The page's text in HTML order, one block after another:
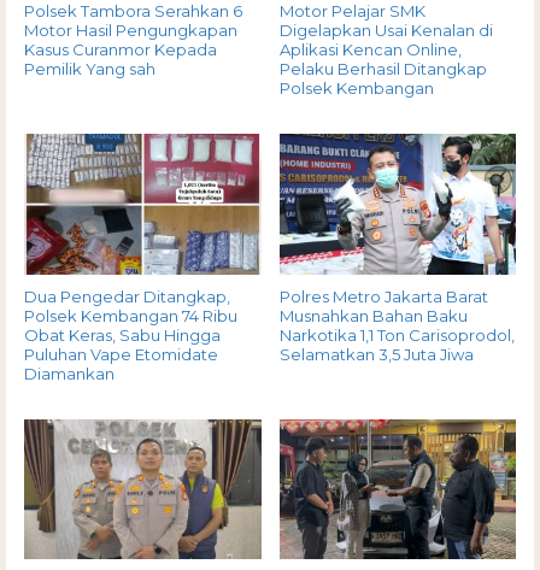
Polsek Tambora Serahkan 6
Motor Hasil Pengungkapan
Kasus Curanmor Kepada
Pemilik Yang sah
Motor Pelajar SMK
Digelapkan Usai Kenalan di
Aplikasi Kencan Online,
Pelaku Berhasil Ditangkap
Polsek Kembangan
Dua Pengedar Ditangkap,
Polsek Kembangan 74 Ribu
Obat Keras, Sabu Hingga
Puluhan Vape Etomidate
Diamankan
Polres Metro Jakarta Barat
Musnahkan Bahan Baku
Narkotika 1,1 Ton Carisoprodol,
Selamatkan 3,5 Juta Jiwa